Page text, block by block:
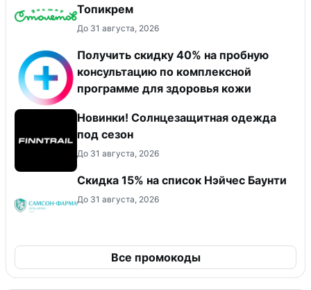
Топикрем
До 31 августа, 2026
Получить скидку 40% на пробную
консультацию по комплексной
программе для здоровья кожи
Новинки! Солнцезащитная одежда
под сезон
До 31 августа, 2026
Скидка 15% на список Нэйчес Баунти
До 31 августа, 2026
Все промокоды